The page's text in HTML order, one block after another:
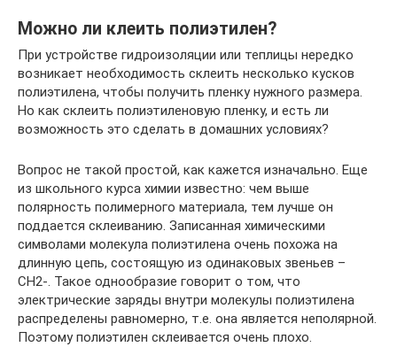
Можно ли клеить полиэтилен?
При устройстве гидроизоляции или теплицы нередко
возникает необходимость склеить несколько кусков
полиэтилена, чтобы получить пленку нужного размера.
Но как склеить полиэтиленовую пленку, и есть ли
возможность это сделать в домашних условиях?
Вопрос не такой простой, как кажется изначально. Еще
из школьного курса химии известно: чем выше
полярность полимерного материала, тем лучше он
поддается склеиванию. Записанная химическими
символами молекула полиэтилена очень похожа на
длинную цепь, состоящую из одинаковых звеньев –
СН2-. Такое однообразие говорит о том, что
электрические заряды внутри молекулы полиэтилена
распределены равномерно, т.е. она является неполярной.
Поэтому полиэтилен склеивается очень плохо.